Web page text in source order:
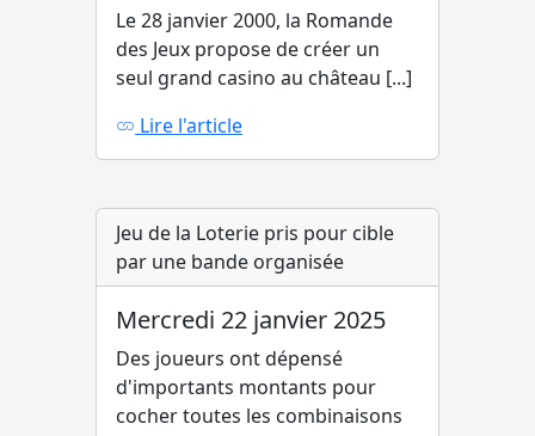
Le 28 janvier 2000, la Romande
des Jeux propose de créer un
seul grand casino au château [...]
Lire l'article
Jeu de la Loterie pris pour cible
par une bande organisée
Mercredi 22 janvier 2025
Des joueurs ont dépensé
d'importants montants pour
cocher toutes les combinaisons